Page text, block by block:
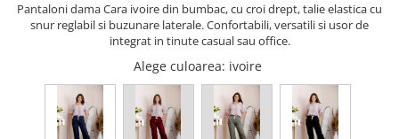
Pantaloni dama Cara ivoire din bumbac, cu croi drept, talie elastica cu
snur reglabil si buzunare laterale. Confortabili, versatili si usor de
integrat in tinute casual sau office.
Alege culoarea: ivoire